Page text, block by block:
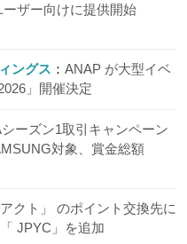
ザー向けに提供開始
ングス
ANAP が大型イベ
」開催決定
ーズン1取引キャンペーン
対象、賞金総額
アクト」 のポイント交換先に
JPYC」を追加